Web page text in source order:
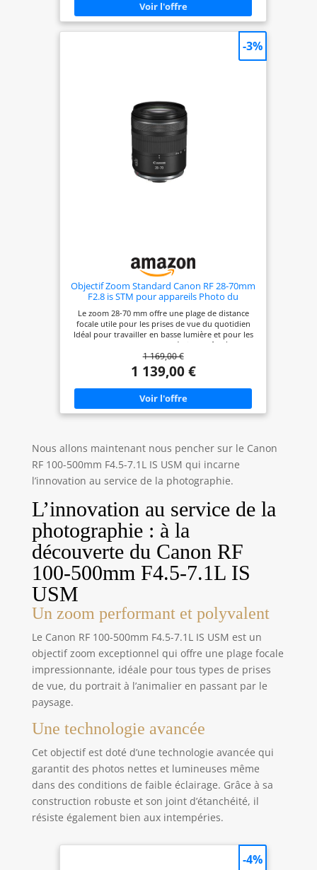
capacités macro et une stabilisation d'image, idéal
pour les portraits et la photographie en gros plan.
Distance focale : 85 mm, offrant une portée
silencieuse. Monture d'objectif : Canon RF,
compatible avec les appareils photo Canon RF.
Garantie : comprend une garantie limitée d'un an,
couvrant les défauts de fabrication.
Objectif Zoom Standard Canon RF 28-70mm
F2.8 is STM pour appareils Photo du
5,5 Vitesses, tropicalisé, Conception
compacte et légère
Le zoom 28-70 mm offre une plage de distance
focale utile pour les prises de vue du quotidien
Idéal pour travailler en basse lumière et pour les
profondeurs de champ créatives grâce à une
grande ouverture de f/2,8 Avec son poids de 500 g
et sa taille de 92,2 mm en position rétractée., il est
compact et léger, idéal pour être emporté partout
Soyez assuré lors de la prise de vue à main levée
grâce au stabilisateur d'image optique à 5,5
vitesses. Vous obtiendrez jusqu'à 7,5 vitesses
lorsque vous utilisez cet objectif avec un appareil
verre UD et asphériques offrent une qualité
d'image élevée et contrôlent l'aberration
chromatique La mise au point est fluide, rapide et
silencieuse grâce au moteur STM Contrôlez
effectuez la mise au point manuelle sur votre sujet
grâce à la bague de réglage et de mise au point
réglable
1 169,00 €
1 139,00 €
-3%
Nous allons maintenant nous pencher sur le Canon
RF 100-500mm F4.5-7.1L IS USM qui incarne
l’innovation au service de la photographie.
L’innovation au service de la
photographie : à la
découverte du Canon RF
100-500mm F4.5-7.1L IS
USM
Un zoom performant et polyvalent
Le Canon RF 100-500mm F4.5-7.1L IS USM est un
objectif zoom exceptionnel qui offre une plage focale
impressionnante, idéale pour tous types de prises
de vue, du portrait à l’animalier en passant par le
paysage.
Une technologie avancée
Cet objectif est doté d’une technologie avancée qui
garantit des photos nettes et lumineuses même
dans des conditions de faible éclairage. Grâce à sa
construction robuste et son joint d’étanchéité, il
résiste également bien aux intempéries.
-4%